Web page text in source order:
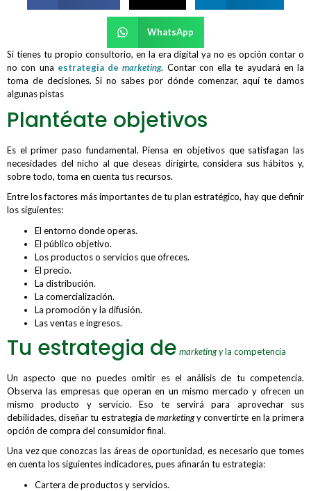
WhatsApp
Si tienes tu propio consultorio, en la era digital ya no es opción contar o
no con una estrategia demarketing. Contar con ella te ayudará en la
toma de decisiones. Si no sabes por dónde comenzar, aquí te damos
algunas pistas
Plantéate objetivos
Es el primer paso fundamental. Piensa en objetivos que satisfagan las
necesidades del nicho al que deseas dirigirte, considera sus hábitos y,
sobre todo, toma en cuenta tus recursos.
Entre los factores más importantes de tu plan estratégico, hay que definir
los siguientes:
El entorno donde operas.
El público objetivo.
Los productos o servicios que ofreces.
El precio.
La distribución.
La comercialización.
La promoción y la difusión.
Las ventas e ingresos.
Tu estrategia de marketing yla competencia
Un aspecto que no puedes omitir es el análisis de tu competencia.
Observa las empresas que operan en un mismo mercado y ofrecen un
mismo producto y servicio. Eso te servirá para aprovechar sus
debilidades, diseñar tu estrategia demarketingy convertirte en la primera
opción de compra del consumidor final.
Una vez que conozcas las áreas de oportunidad, es necesario que tomes
en cuenta los siguientes indicadores, pues afinarán tu estrategia:
Cartera de productos y servicios.